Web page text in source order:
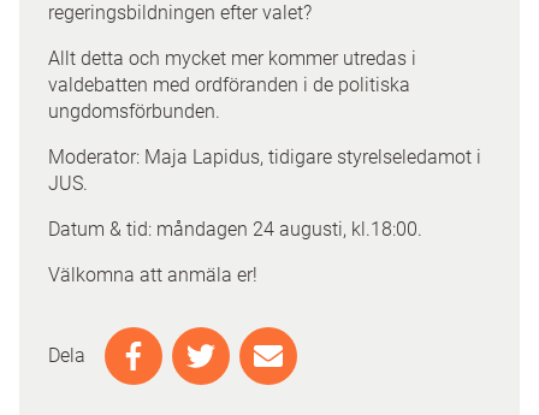
regeringsbildningen efter valet?
Allt detta och mycket mer kommer utredas i
valdebatten med ordföranden i de politiska
ungdomsförbunden.
Moderator: Maja Lapidus, tidigare styrelseledamot i
JUS.
Datum & tid: måndagen 24 augusti, kl.18:00.
Välkomna att anmäla er!
Dela